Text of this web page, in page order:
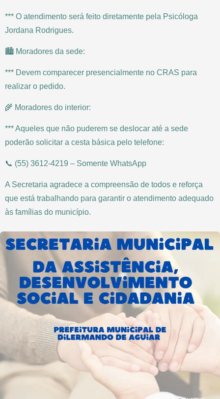
*** O atendimento será feito diretamente pela Psicóloga
Jordana Rodrigues.
🏙️ Moradores da sede:
*** Devem comparecer presencialmente no CRAS para
realizar o pedido.
🌾 Moradores do interior:
*** Aqueles que não puderem se deslocar até a sede
poderão solicitar a cesta básica pelo telefone:
📞 (55) 3612-4219 – Somente WhatsApp
A Secretaria agradece a compreensão de todos e reforça
que está trabalhando para garantir o atendimento adequado
às famílias do município.